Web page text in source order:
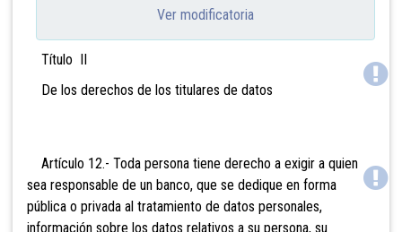
Ver modificatoria
Título II
De los derechos de los titulares de datos
Artículo 12.- Toda persona tiene derecho a exigir a quien
sea responsable de un banco, que se dedique en forma
pública o privada al tratamiento de datos personales,
información sobre los datos relativos a su persona, su